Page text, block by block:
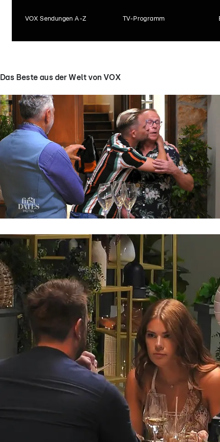
VOX Sendungen A-Z TV-Programm
Das Beste aus der Welt von VOX
First Dates Hotel
Andreas und Patrick suchen nach der
großen Liebe